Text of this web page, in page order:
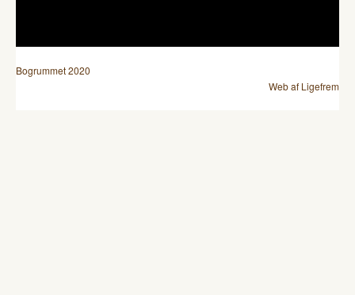
Bogrummet 2020
Web af Ligefrem